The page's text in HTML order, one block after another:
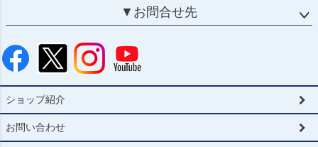
▼お問合せ先
ショップ紹介
お問い合わせ